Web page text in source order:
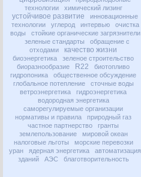
технологии
химический лизинг
устойчивое развитие
инновационные
технологии
углерод интервью
очистка
воды
стойкие органические загрязнители
зеленые стандарты
обращение с
отходами
качество жизни
биоэнергетика
зеленое строительство
биоразнообразие
R22
биотопливо
гидропоника
общественное обсуждение
глобальное потепление
сточные воды
ветроэнергетика
гидроэнергетика
водородная энергетика
саморегулируемые организации
нормативы и правила
природный газ
частное партнерство
гранты
землепользование
мировой океан
налоговые льготы
морские перевозки
уран
ядерная энергетика
автоматизация
зданий
АЭС благотворительность